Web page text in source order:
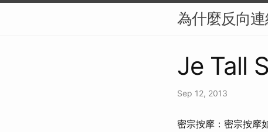
為什麼反向
Je Tall
Sep 12, 2013
密宗按摩：密宗按摩